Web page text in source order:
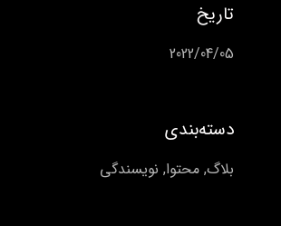
تاریخ
2022/04/05
دسته‌بندی
بلاگ, محتوا, نویسندگی